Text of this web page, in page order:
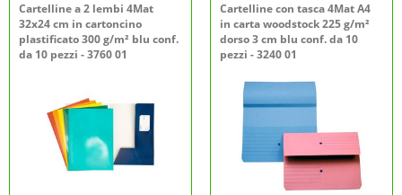
Cartelline a 2 lembi 4Mat
32x24 cm in cartoncino
plastificato 300 g/m² blu conf.
da 10 pezzi - 3760 01
Cartelline con tasca 4Mat A4
in carta woodstock 225 g/m²
dorso 3 cm blu conf. da 10
pezzi - 3240 01